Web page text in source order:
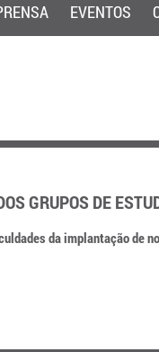
EVENTOS
GRUPOS DE
da implantação de